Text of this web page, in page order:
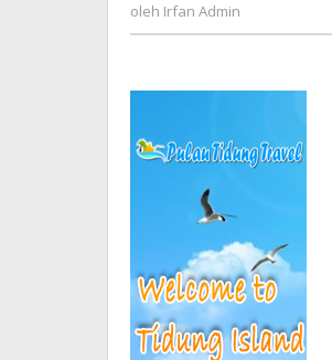
oleh Irfan Admin